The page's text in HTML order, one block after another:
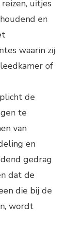
uitjes
en
waarin zij
of
de
te
van
en
gedrag
dat de
die bij de
wordt